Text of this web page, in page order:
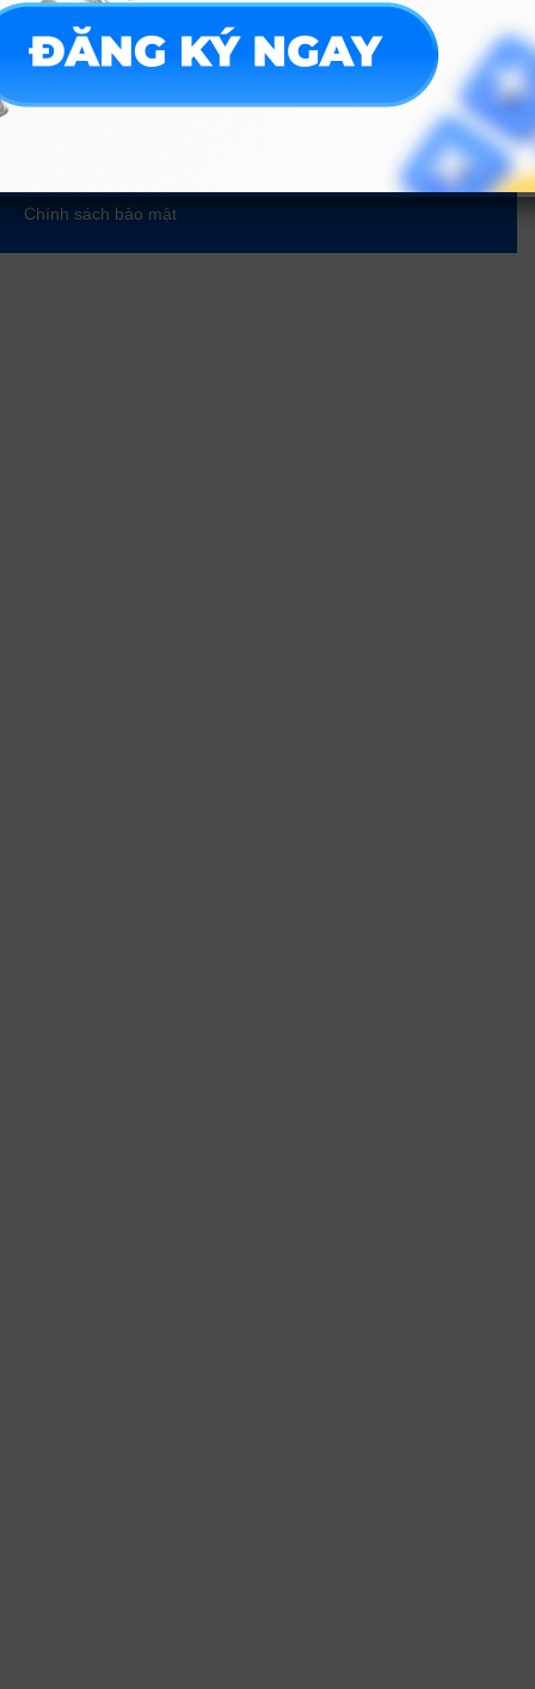
Tin tức
Tin giáo dục nổi bật
Tin tuyển sinh vào 10
Tin tuyển sinh Đại học
Chính sách bảo mật